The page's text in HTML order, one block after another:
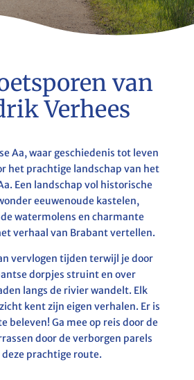
van
Verhees
Aa, waar geschiedenis tot leven
het prachtige landschap van het
Een landschap vol historische
eeuwenoude kastelen,
watermolens en charmante
verhaal van Brabant vertellen.
vervlogen tijden terwijl je door
dorpjes struint en over
langs de rivier wandelt. Elk
kent zijn eigen verhalen. Er is
beleven! Ga mee op reis door de
door de verborgen parels
deze prachtige route.